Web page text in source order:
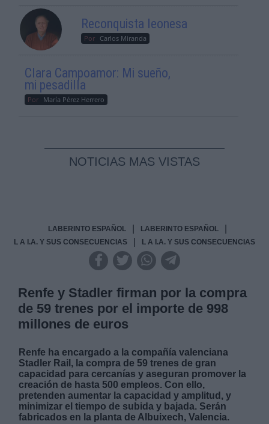
Reconquista leonesa
Por Carlos Miranda
Clara Campoamor: Mi sueño,
mi pesadilla
Por María Pérez Herrero
NOTICIAS MAS VISTAS
LABERINTO ESPAÑOL LABERINTO ESPAÑOL
L A I.A. Y SUS CONSECUENCIAS L A I.A. Y SUS CONSECUENCIAS
Renfe y Stadler firman por la compra
de 59 trenes por el importe de 998
millones de euros
Renfe ha encargado a la compañía valenciana
Stadler Rail, la compra de 59 trenes de gran
capacidad para cercanías y aseguran promover la
creación de hasta 500 empleos. Con ello,
pretenden aumentar la capacidad y amplitud, y
minimizar el tiempo de subida y bajada. Serán
fabricados en la planta de Albuixech, Valencia.